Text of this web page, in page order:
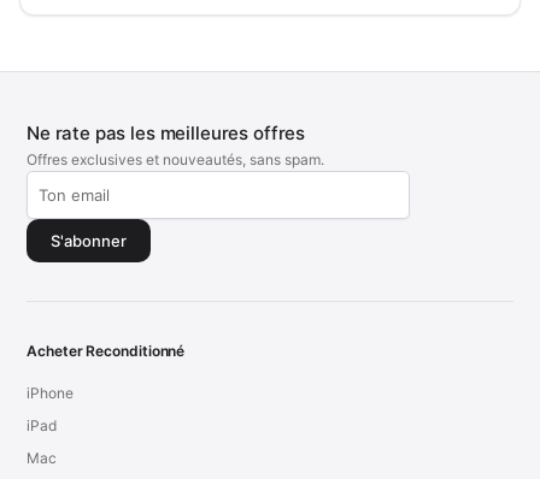
Ne rate pas les meilleures offres
Offres exclusives et nouveautés, sans spam.
S'abonner
Acheter Reconditionné
iPhone
iPad
Mac